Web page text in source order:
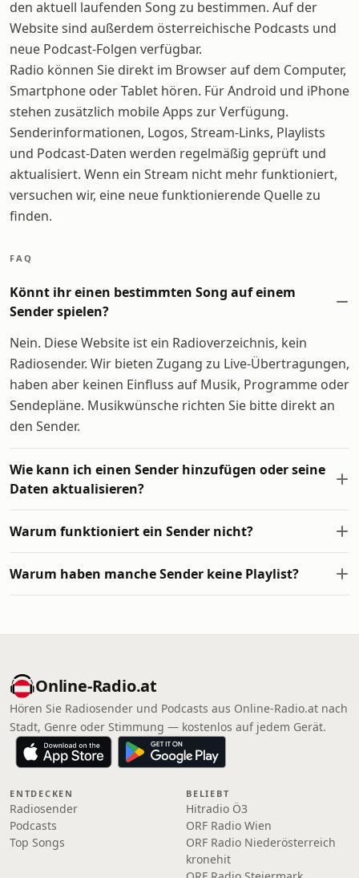
den aktuell laufenden Song zu bestimmen. Auf der
Website sind außerdem österreichische Podcasts und
neue Podcast-Folgen verfügbar.
Radio können Sie direkt im Browser auf dem Computer,
Smartphone oder Tablet hören. Für Android und iPhone
stehen zusätzlich mobile Apps zur Verfügung.
Senderinformationen, Logos, Stream-Links, Playlists
und Podcast-Daten werden regelmäßig geprüft und
aktualisiert. Wenn ein Stream nicht mehr funktioniert,
versuchen wir, eine neue funktionierende Quelle zu
finden.
FAQ
Könnt ihr einen bestimmten Song auf einem
Sender spielen?
Nein. Diese Website ist ein Radioverzeichnis, kein
Radiosender. Wir bieten Zugang zu Live-Übertragungen,
haben aber keinen Einfluss auf Musik, Programme oder
Sendepläne. Musikwünsche richten Sie bitte direkt an
den Sender.
Wie kann ich einen Sender hinzufügen oder seine
Daten aktualisieren?
Warum funktioniert ein Sender nicht?
Warum haben manche Sender keine Playlist?
Online‑Radio.at
Hören Sie Radiosender und Podcasts aus Online‑Radio.at nach
Stadt, Genre oder Stimmung — kostenlos auf jedem Gerät.
ENTDECKEN
Radiosender
Podcasts
Top Songs
BELIEBT
Hitradio Ö3
ORF Radio Wien
ORF Radio Niederösterreich
kronehit